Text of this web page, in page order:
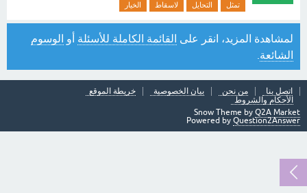
تمثل
التحايل لاسقاط الخيار
لمشاهدة المزيد، انقر على القائمة الكاملة للأسئلة أو الوسوم
الشائعة
اتصل بنا من نحن بيان الخصوصية
خريطة الموقع
الأحكام والشروط
Snow Theme by Q2A Market
Powered by Question2Answer